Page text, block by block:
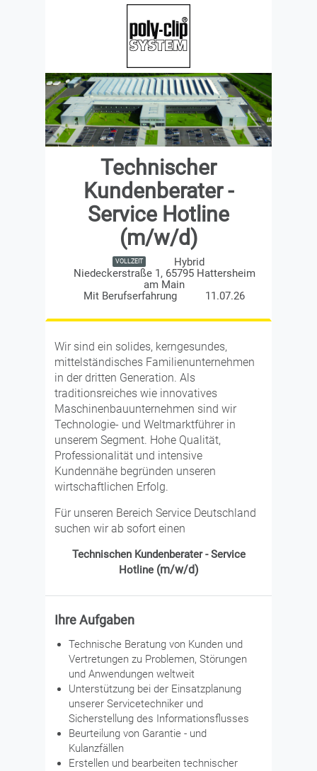
Technischer
Kundenberater -
Service Hotline
(m/w/d)
VOLLZEIT
Hybrid
Niedeckerstraße 1, 65795 Hattersheim
am Main
Mit Berufserfahrung
11.07.26
Wir sind ein solides, kerngesundes,
mittelständisches Familienunternehmen
in der dritten Generation. Als
traditionsreiches wie innovatives
Maschinenbauunternehmen sind wir
Technologie- und Weltmarktführer in
unserem Segment. Hohe Qualität,
Professionalität und intensive
Kundennähe begründen unseren
wirtschaftlichen Erfolg.
Für unseren Bereich Service Deutschland
suchen wir ab sofort einen
Technischen Kundenberater - Service
Hotline(m/w/d)
Ihre Aufgaben
Technische Beratung von Kunden und
Vertretungen zu Problemen, Störungen
und Anwendungen weltweit
Unterstützung bei der Einsatzplanung
unserer Servicetechniker und
Sicherstellung des Informationsflusses
Beurteilung von Garantie - und
Kulanzfällen
Erstellen und bearbeiten technischer